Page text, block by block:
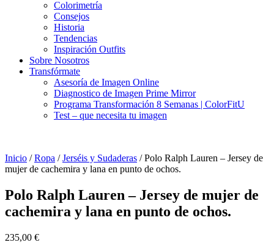
Colorimetría
Consejos
Historia
Tendencias
Inspiración Outfits
Sobre Nosotros
Transfórmate
Asesoría de Imagen Online
Diagnostico de Imagen Prime Mirror
Programa Transformación 8 Semanas | ColorFitU
Test – que necesita tu imagen
Inicio /Ropa /Jerséis y Sudaderas / Polo Ralph Lauren – Jersey de
mujer de cachemira y lana en punto de ochos.
Polo Ralph Lauren – Jersey de mujer de
cachemira y lana en punto de ochos.
235,00 €